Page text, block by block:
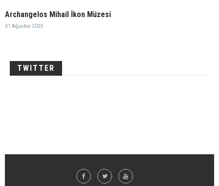
Archangelos Mihail İkon Müzesi
31 Ağustos 2025
TWITTER